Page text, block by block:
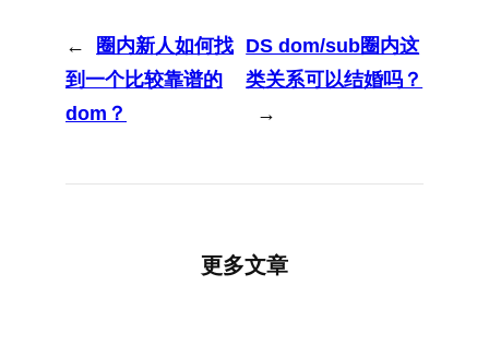
←
圈内新人如何找
到一个比较靠谱的
dom？
DS dom/sub圈内这
类关系可以结婚吗？
→
更多文章